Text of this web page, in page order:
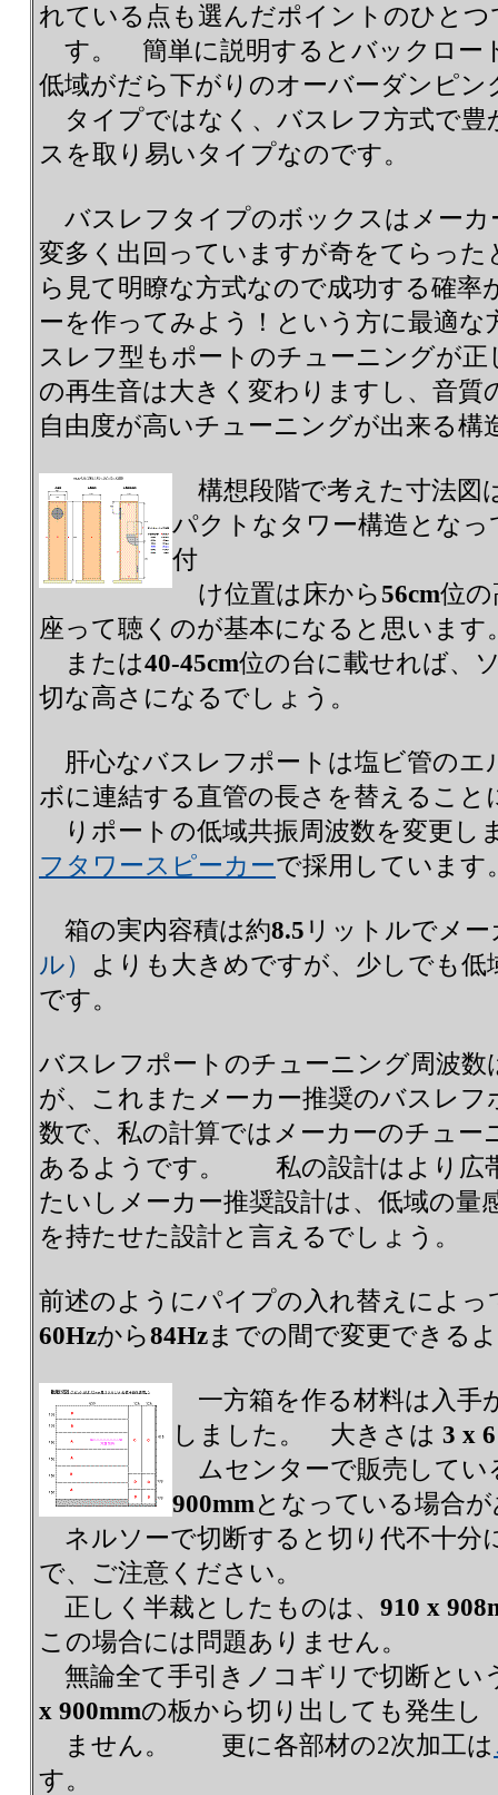
れている点も選んだポイントのひとつ
す。 簡単に説明するとバックロー
低域がだら下がりのオーバーダンピン
タイプではなく、バスレフ方式で豊
スを取り易いタイプなのです。
バスレフタイプのボックスはメーカ
変多く出回っていますが奇をてらっ
ら見て明瞭な方式なので成功する確
ーを作ってみよう！という方に最
スレフ型もポートのチューニングが
の再生音は大きく変わりますし、音質
自由度が高いチューニングが出来る構
構想段階で考えた寸法図
パクトなタワー構造とな
付
け位置は床から56cm位
座って聴くのが基本になると思います
または40-45cm位の台に載せれば、
切な高さになるでしょう。
肝心なバスレフポートは塩ビ管のエ
ボに連結する直管の長さを替えること
りポートの低域共振周波数を変更
フタワースピーカーで採用しています
箱の実内容積は約8.5 リットルでメ
ル）
よりも大きめですが、少しでも
です。
バスレフポートのチューニング周波数
が、これまたメーカー推奨のバスレ
数で、私の計算ではメーカーのチュー
あるようです。 私の設計はより広
たいしメーカー推奨設計は、低域の量
を持たせた設計と言えるでしょう。
前述のようにパイプの入れ替えによ
60Hzから84Hzまでの間で変更できる
一方箱を作る材料は入手
しました。 大きさは 3 x 6
ムセンターで販売して
900mmとなっている場合
ネルソーで切断すると切り代不十分
で、ご注意ください。
正しく半裁としたものは、 910 x
この場合には問題ありません。
無論全て手引きノコギリで切断とい
x 900mmの板から切り出しても発生し
ません。 更に各部材の2次加工は
す。